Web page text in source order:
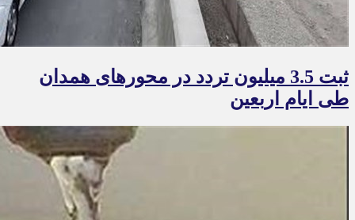
ثبت 3.5 میلیون تردد در محورهای همدان
طی ایام اربعین